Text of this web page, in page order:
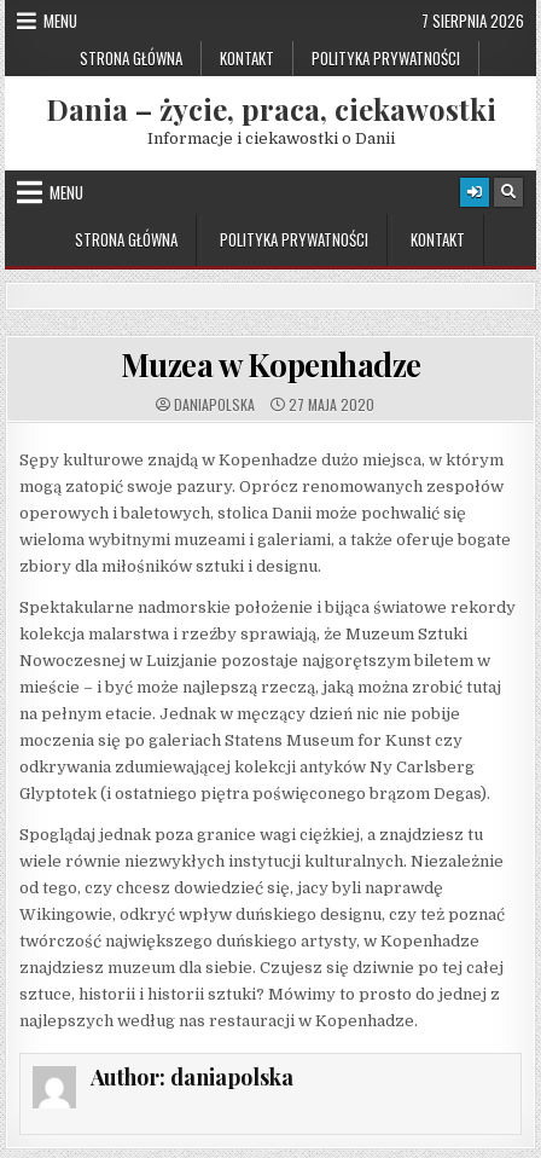
Skip
to
content
MENU
STRONA GŁÓWNA
KONTAKT POLITYKA PRYWATNOŚCI
7 SIERPNIA 2026
Dania – życie, praca, ciekawostki
Informacje i ciekawostki o Danii
MENU
STRONA GŁÓWNA
POLITYKA PRYWATNOŚCI KONTAKT
Muzea w Kopenhadze
AUTHOR:
DANIAPOLSKA PUBLISHED
DATE:
27 MAJA 2020
Sępy kulturowe znajdą w Kopenhadze dużo miejsca, w którym
mogą zatopić swoje pazury. Oprócz renomowanych zespołów
operowych i baletowych, stolica Danii może pochwalić się
wieloma wybitnymi muzeami i galeriami, a także oferuje bogate
zbiory dla miłośników sztuki i designu.
Spektakularne nadmorskie położenie i bijąca światowe rekordy
kolekcja malarstwa i rzeźby sprawiają, że Muzeum Sztuki
Nowoczesnej w Luizjanie pozostaje najgorętszym biletem w
mieście – i być może najlepszą rzeczą, jaką można zrobić tutaj
na pełnym etacie. Jednak w męczący dzień nic nie pobije
moczenia się po galeriach Statens Museum for Kunst czy
odkrywania zdumiewającej kolekcji antyków Ny Carlsberg
Glyptotek (i ostatniego piętra poświęconego brązom Degas).
Spoglądaj jednak poza granice wagi ciężkiej, a znajdziesz tu
wiele równie niezwykłych instytucji kulturalnych. Niezależnie
od tego, czy chcesz dowiedzieć się, jacy byli naprawdę
Wikingowie, odkryć wpływ duńskiego designu, czy też poznać
twórczość największego duńskiego artysty, w Kopenhadze
znajdziesz muzeum dla siebie. Czujesz się dziwnie po tej całej
sztuce, historii i historii sztuki? Mówimy to prosto do jednej z
najlepszych według nas restauracji w Kopenhadze.
Author: daniapolska